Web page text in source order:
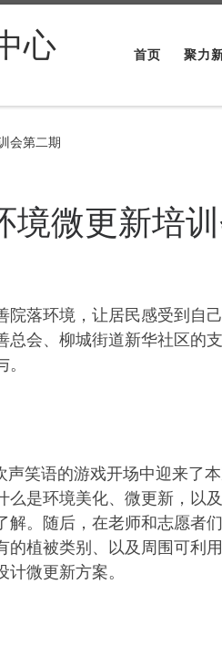
心 首页 聚力
会第二期
境微更新培
落环境，让居民感受到自
会、柳城街道新华社区的
笑语的游戏开场中迎来了
是环境美化、微更新，以
。随后，在老师和志愿者
植被类别、以及周围可利
微更新方案。